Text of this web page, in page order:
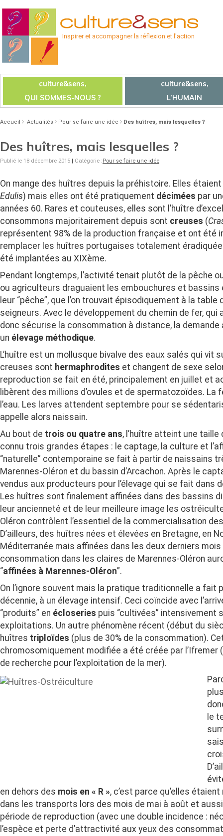
Inspirer et accompagner la réflexion et l'action
culture&sens,
QUI SOMMES-NOUS ?
culture&sens,
L’HUMAIN
Accueil Actualités Pour se faire une idée Des huîtres, mais lesquelles ?
Des huîtres, mais lesquelles ?
Publié le 18 décembre 2015 | Catégorie :Pour se faire une idée
On mange des huîtres depuis la préhistoire. Elles
Edulis) mais elles ont été pratiquement décimées par
années 60. Rares et couteuses, elles sont l’huître
consommons majoritairement depuis sont creuses (
représentent 98% de la production française et ont été
remplacer les huîtres portugaises totalement
été implantées au XIXème.
Pendant longtemps, l’activité tenait plutôt de la pêche
ou agriculteurs draguaient les embouchures et bassins
leur “pêche”, que l’on trouvait épisodiquement à la table
seigneurs. Avec le développement du chemin de fer,
donc sécurise la consommation à distance, la
un élevage méthodique.
L’huître est un mollusque bivalve des eaux salés qui vit
creuses sont hermaphrodites et changent de sexe
reproduction se fait en été, principalement en juillet et
libèrent des millions d’ovules et de spermatozoïdes.
l’eau. Les larves attendent septembre pour se
appelle alors naissain.
Au bout de trois ou quatre ans, l’huître atteint une
connu trois grandes étapes : le captage, la culture et
“naturelle” contemporaine se fait à partir de naissains
Marennes-Oléron et du bassin d’Arcachon. Après le
vendus aux producteurs pour l’élevage qui se fait dans
Les huîtres sont finalement affinées dans des bassins
leur ancienneté et de leur meilleure image les
Oléron contrôlent l’essentiel de la commercialisation
D’ailleurs, des huîtres nées et élevées en Bretagne, en
Méditerranée mais affinées dans les deux derniers
consommation dans les claires de Marennes-Oléron
“affinées à Marennes-Oléron”.
On l’ignore souvent mais la pratique traditionnelle a fait
décennie, à un élevage intensif. Ceci coïncide avec
“produits” en écloseries puis “cultivées” intensivement
exploitations. Un autre phénomène récent (début du
huîtres triploïdes (plus de 30% de la consommation).
chromosomiquement modifiée a été créée par
de recherche pour l’exploitation de la mer).
le
en dehors des mois en « R », c’est parce qu’elles
dans les transports lors des mois de mai à août et
période de reproduction (avec une double incidence :
l’espèce et perte d’attractivité aux yeux des